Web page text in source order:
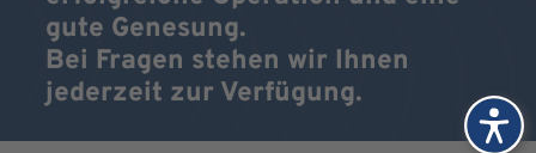
gute Genesung.
Bei Fragen stehen wir Ihnen
jederzeit zur Verfügung.